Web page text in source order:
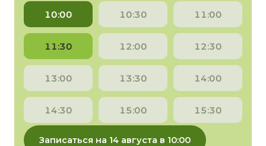
10:00
10:30 11:00
11:30 12:00 12:30
13:00 13:30 14:00
14:30 15:00 15:30
Записаться на 14 августа в 10:00